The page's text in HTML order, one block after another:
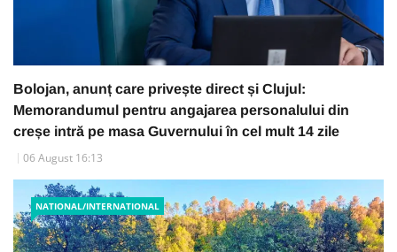
Bolojan, anunț care privește direct și Clujul:
Memorandumul pentru angajarea personalului din
creșe intră pe masa Guvernului în cel mult 14 zile
06 August 16:13
NATIONAL/INTERNATIONAL